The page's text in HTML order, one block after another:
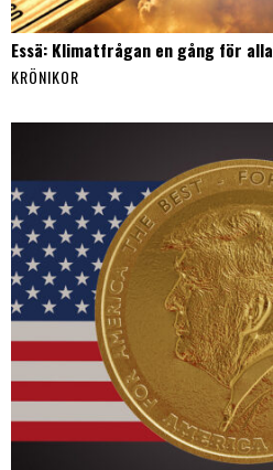
Essä: Klimatfrågan en gång för alla
KRÖNIKOR